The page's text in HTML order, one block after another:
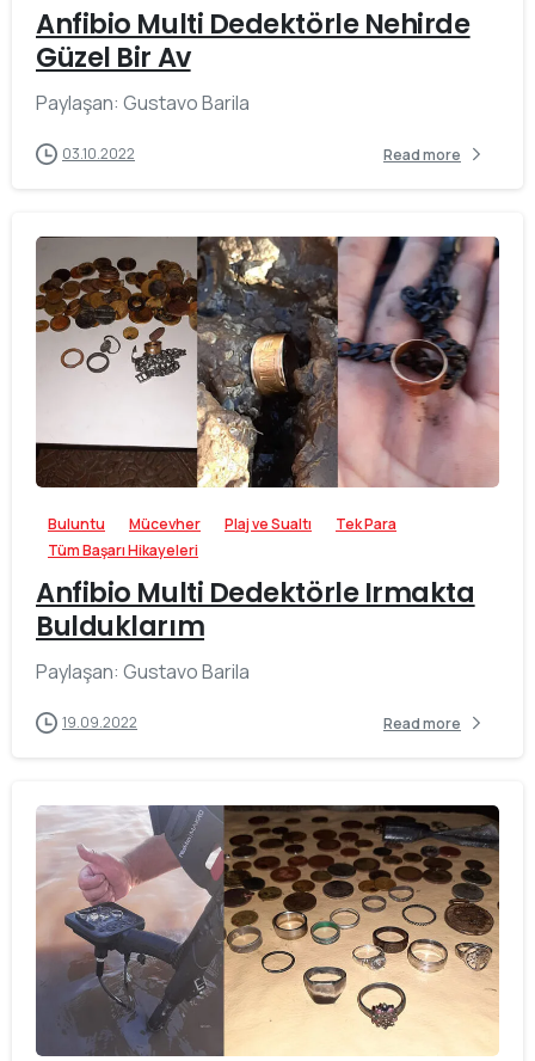
Anfibio Multi Dedektörle Nehirde
Güzel Bir Av
Paylaşan: Gustavo Barila
03.10.2022 Read more
-
Buluntu Mücevher Plaj ve Sualtı
Tek Para
Tüm Başarı Hikayeleri
Anfibio Multi Dedektörle Irmakta
Bulduklarım
Paylaşan: Gustavo Barila
19.09.2022 Read more